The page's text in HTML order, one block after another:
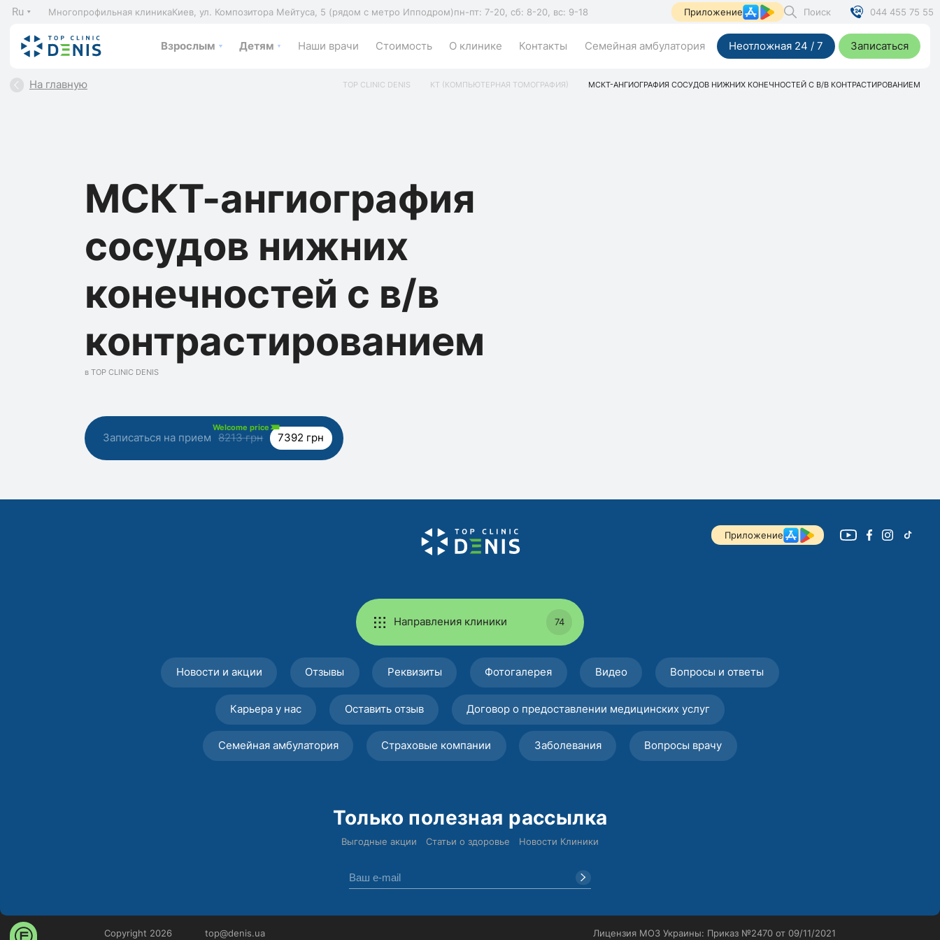
Ru Многопрофильная клиникаКиев, ул. Композитора Мейтуса, 5 (рядом с метро Ипподром)пн-пт: 7-20, сб: 8-20, вс: 9-18 Приложение Поиск 044 455 75 55
Взрослым Детям Наши врачи Стоимость О клинике Контакты Семейная амбулатория Неотложная 24 / 7 Записаться
На главную TOP CLINIC DENIS КТ (КОМПЬЮТЕРНАЯ ТОМОГРАФИЯ) МСКТ-АНГИОГРАФИЯ СОСУДОВ НИЖНИХ КОНЕЧНОСТЕЙ С В/В КОНТРАСТИРОВАНИЕМ
МСКТ-ангиография
сосудов нижних
конечностей с в/в
контрастированием
в TOP CLINIC DENIS
Записаться на прием
Welcome price
8213 грн 7392 грн
Приложение
Направления клиники 74
Новости и акции Отзывы Реквизиты Фотогалерея Видео Вопросы и ответы
Карьера у нас Оставить отзыв Договор о предоставлении медицинских услуг
Семейная амбулатория Страховые компании Заболевания Вопросы врачу
Только полезная рассылка
Выгодные акции Статьи о здоровье Новости Клиники
Copyright 2026 top@denis.ua Лицензия МОЗ Украины: Приказ №2470 от 09/11/2021